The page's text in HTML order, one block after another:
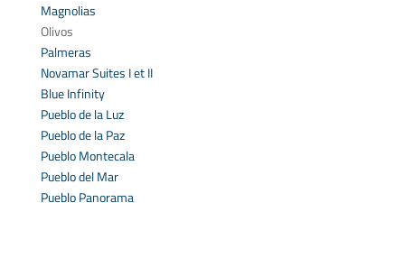
Magnolias
Olivos
Palmeras
Novamar Suites I et II
Blue Infinity
Pueblo de la Luz
Pueblo de la Paz
Pueblo Montecala
Pueblo del Mar
Pueblo Panorama